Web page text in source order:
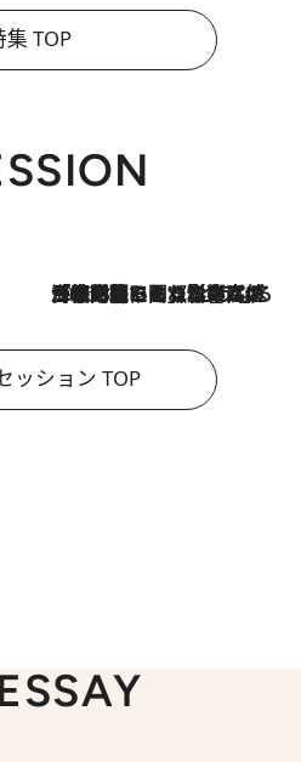
集 TOP
2026.8.3
「住宅建てられない…」「サーチャージ料の高値が続いている」ホルムズ海峡封鎖による影響はいつまで続く？《エネルギー専門家に聞く“どうなる日本の暮らし”》
ッション TOP